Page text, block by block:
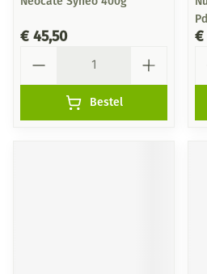
€ 45,50
Bestel
€